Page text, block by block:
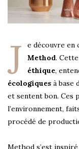
J e découvre en
Method.
éthique,
écologiques à base
et sentent bon. Ces
l’environnement,
procédé de
Method s’est